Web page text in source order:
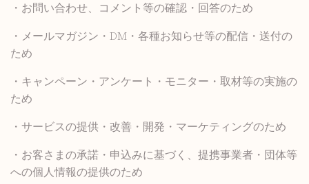
・お問い合わせ、コメント等の確認・回答のため
・メールマガジン・DM・各種お知らせ等の配信・送付の
ため
・キャンペーン・アンケート・モニター・取材等の実施の
ため
・サービスの提供・改善・開発・マーケティングのため
・お客さまの承諾・申込みに基づく、提携事業者・団体等
への個人情報の提供のため